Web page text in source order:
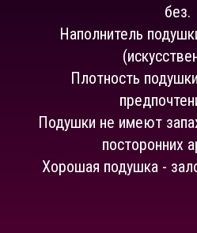
без.
Наполнитель
Плотность
Подушки не имеют
посторонних
Хорошая подушка -